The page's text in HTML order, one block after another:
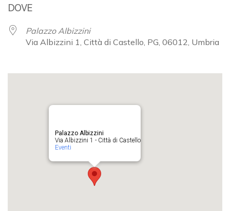
DOVE
Palazzo Albizzini
Via Albizzini 1, Città di Castello, PG, 06012, Umbria
Palazzo Albizzini
Via Albizzini 1 - Città di Castello
Eventi